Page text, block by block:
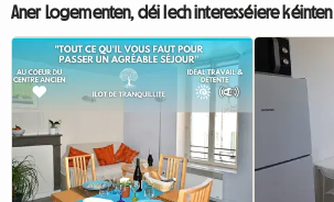
Aner Logementen, déi Iech interesséiere kéinten